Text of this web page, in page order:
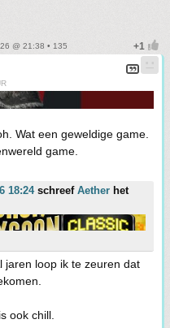
@ 21:38 • 135
Wat een geweldige game.
game.
18:24schreef Aether het
jaren loop ik te zeuren dat
ook chill.